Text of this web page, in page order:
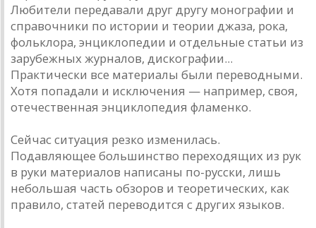
Любители передавали друг другу монографии и
справочники по истории и теории джаза, рока,
фольклора, энциклопедии и отдельные статьи из
зарубежных журналов, дискографии...
Практически все материалы были переводными.
Хотя попадали и исключения — например, своя,
отечественная энциклопедия фламенко.
Сейчас ситуация резко изменилась.
Подавляющее большинство переходящих из рук
в руки материалов написаны по-русски, лишь
небольшая часть обзоров и теоретических, как
правило, статей переводится с других языков.